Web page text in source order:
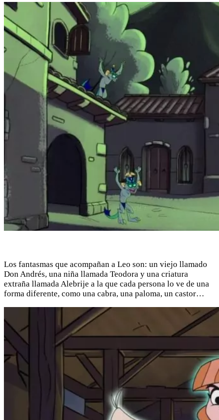
Los fantasmas que acompañan a Leo son: un viejo llamado
Don Andrés, una niña llamada Teodora y una criatura
extraña llamada Alebrije a la que cada persona lo ve de una
forma diferente, como una cabra, una paloma, un castor…